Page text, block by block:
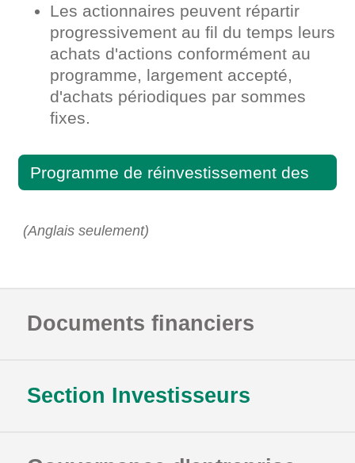
Documents financiers
Section Investisseurs
Les actionnaires peuvent répartir
progressivement au fil du temps leurs
achats d'actions conformément au
programme, largement accepté,
d'achats périodiques par sommes
fixes.
Programme de réinvestissement des
(Anglais seulement)